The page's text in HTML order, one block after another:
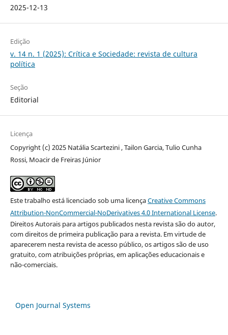
2025-12-13
Edição
v. 14 n. 1 (2025): Crítica e Sociedade: revista de cultura
política
Seção
Editorial
Licença
Copyright (c) 2025 Natália Scartezini , Tailon Garcia, Tulio Cunha
Rossi, Moacir de Freiras Júnior
Este trabalho está licenciado sob uma licençaCreative Commons
Attribution-NonCommercial-NoDerivatives 4.0 International License.
Direitos Autorais para artigos publicados nesta revista são do autor,
com direitos de primeira publicação para a revista. Em virtude de
aparecerem nesta revista de acesso público, os artigos são de uso
gratuito, com atribuições próprias, em aplicações educacionais e
não-comerciais.
Open Journal Systems